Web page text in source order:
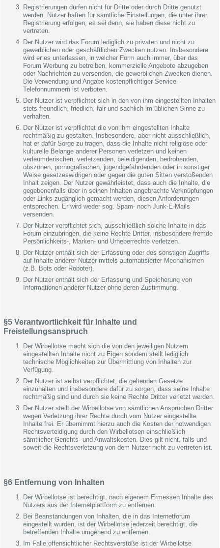
Registrierungen dürfen nicht für Dritte oder durch Dritte genutzt
werden. Nutzer haften für sämtliche Einstellungen, die unter ihrer
Registrierung erfolgen, es sei denn, sie haben diese nicht zu
vertreten.
Der Nutzer wird das Forum lediglich zu privaten und nicht zu
gewerblichen oder geschäftlichen Zwecken nutzen. Insbesondere
wird er es unterlassen, in welcher Form auch immer, über das
Forum Werbung zu betreiben, kommerzielle Angebote abzugeben
oder Nachrichten zu versenden, die gewerblichen Zwecken dienen.
Die Verwendung und Angabe kostenpflichtiger Service-
Telefonnummern ist verboten.
Der Nutzer ist verpflichtet sich in den von ihm eingestellten Inhalten
stets freundlich, friedlich, fair und sachlich im üblichen Sinne zu
verhalten.
Der Nutzer ist verpflichtet die von ihm eingestellten Inhalte
rechtmäßig zu gestalten. Insbesondere, aber nicht ausschließlich,
hat er dafür Sorge zu tragen, dass die Inhalte nicht religiöse oder
kulturelle Belange anderer Personen verletzen und keinen
verleumderischen, verletzenden, beleidigenden, bedrohenden,
obszönen, pornografischen, jugendgefährdenden oder in sonstiger
Weise gesetzeswidrigen oder gegen die guten Sitten verstoßenden
Inhalt zeigen. Der Nutzer gewährleistet, dass auch die Inhalte, die
gegebenenfalls über in seinen Inhalten angebrachte Verknüpfungen
oder Links zugänglich gemacht werden, diesen Anforderungen
entsprechen. Er wird weder sog. Spam- noch Junk-E-Mails
versenden.
Der Nutzer verpflichtet sich, ausschließlich solche Inhalte in das
Forum einzubringen, die keine Rechte Dritter, insbesondere fremde
Persönlichkeits-, Marken- und Urheberrechte verletzen.
Der Nutzer enthält sich der Erfassung oder des sonstigen Zugriffs
auf Inhalte anderer Nutzer mittels automatisierter Mechanismen
(z.B. Bots oder Roboter).
Der Nutzer enthält sich der Erfassung und Speicherung von
Informationen anderer Nutzer ohne deren Zustimmung.
§5 Verantwortlichkeit für Inhalte und
Freistellungsanspruch
Der Wirbellotse macht sich die von den jeweiligen Nutzern
eingestellten Inhalte nicht zu Eigen sondern stellt lediglich
technische Möglichkeiten zur Übermittlung von Inhalten zur
Verfügung.
Der Nutzer ist selbst verpflichtet, die geltenden Gesetze
einzuhalten und insbesondere dafür zu sorgen, dass seine Inhalte
rechtmäßig sind und durch sie keine Rechte Dritter verletzt werden.
Der Nutzer stellt der Wirbellotse von sämtlichen Ansprüchen Dritter
wegen Verletzung ihrer Rechte durch vom Nutzer eingestellte
Inhalte frei. Er übernimmt hierzu auch die Kosten der notwendigen
Rechtsverteidigung durch den Wirbellotsen einschließlich
sämtlicher Gerichts- und Anwaltskosten. Dies gilt nicht, falls und
soweit die Rechtsverletzung von dem Nutzer nicht zu vertreten ist.
§6 Entfernung von Inhalten
Der Wirbellotse ist berechtigt, nach eigenem Ermessen Inhalte des
Nutzers aus der Internetplattform zu entfernen.
Bei Beanstandungen von Inhalten, die in das Internetforum
eingestellt wurden, ist der Wirbellotse jederzeit berechtigt, die
betreffenden Inhalte umgehend zu entfernen.
Im Falle offensichtlicher Rechtsverstöße ist der Wirbellotse